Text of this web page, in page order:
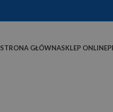
STRONA GŁÓWNASKLEP ONLINE